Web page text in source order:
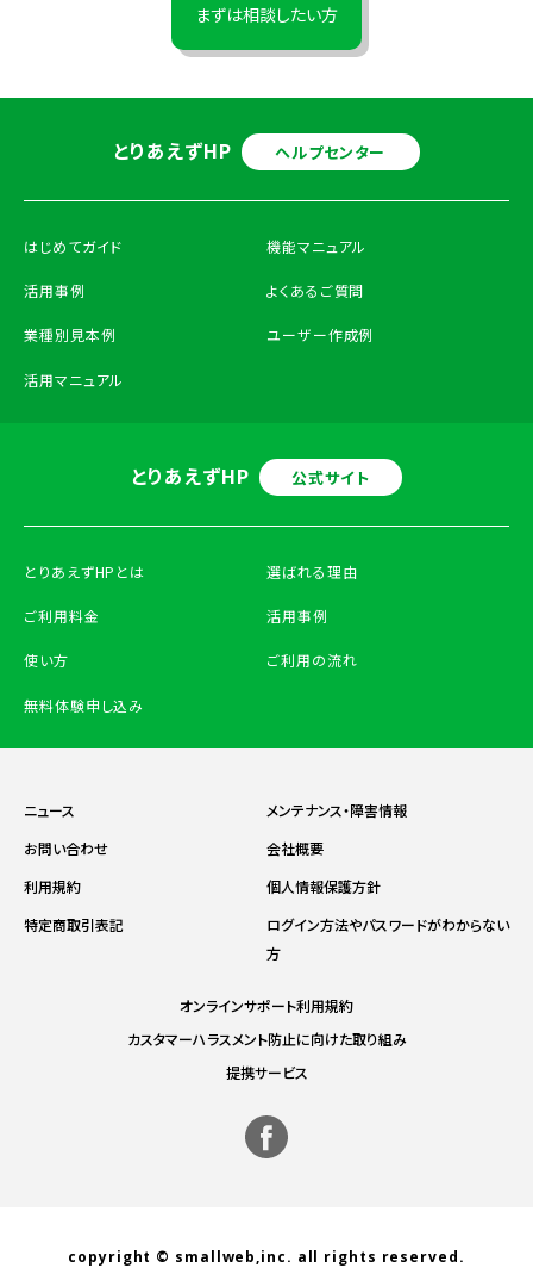
まずは相談したい方
とりあえずHP 公式サイト
とりあえずHPとは
ご利用料金
使い方
選ばれる理由
活用事例
ご利用の流れ
無料体験申し込み
とりあえずHP ヘルプセンター
はじめてガイド
活用事例
業種別見本例
機能マニュアル
よくあるご質問
ユーザー作成例
活用マニュアル
ニュース
メンテナンス・障害情報
お問い合わせ
会社概要
利用規約
個人情報保護方針
特定商取引表記
ログイン方法やパスワードがわからない
方
オンラインサポート利用規約
カスタマーハラスメント防止に向けた取り組み
提携サービス
copyright © smallweb,inc. all rights reserved.